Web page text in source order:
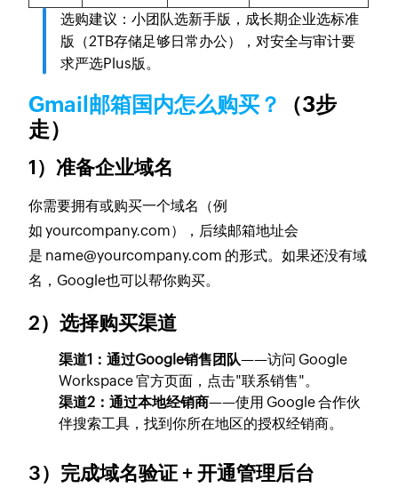
选购建议 ：小团队选新手版，成长期企业选标准
版（2TB存储足够日常办公），对安全与审计要
求严选Plus版。
Gmail邮箱国内怎么购买？
（3步
走）
1）准备企业域名
你需要拥有或购买一个域名（例
如yourcompany.com），后续邮箱地址会
是 name@yourcompany.com 的形式。如果还没有域
名，Google也可以帮你购买。
2）选择购买渠道
渠道1：通过Google销售团队——访问 Google
Workspace 官方页面，点击"联系销售"。
渠道2：通过本地经销商——使用 Google 合作伙
伴搜索工具，找到你所在地区的授权经销商。
3）完成域名验证 + 开通管理后台